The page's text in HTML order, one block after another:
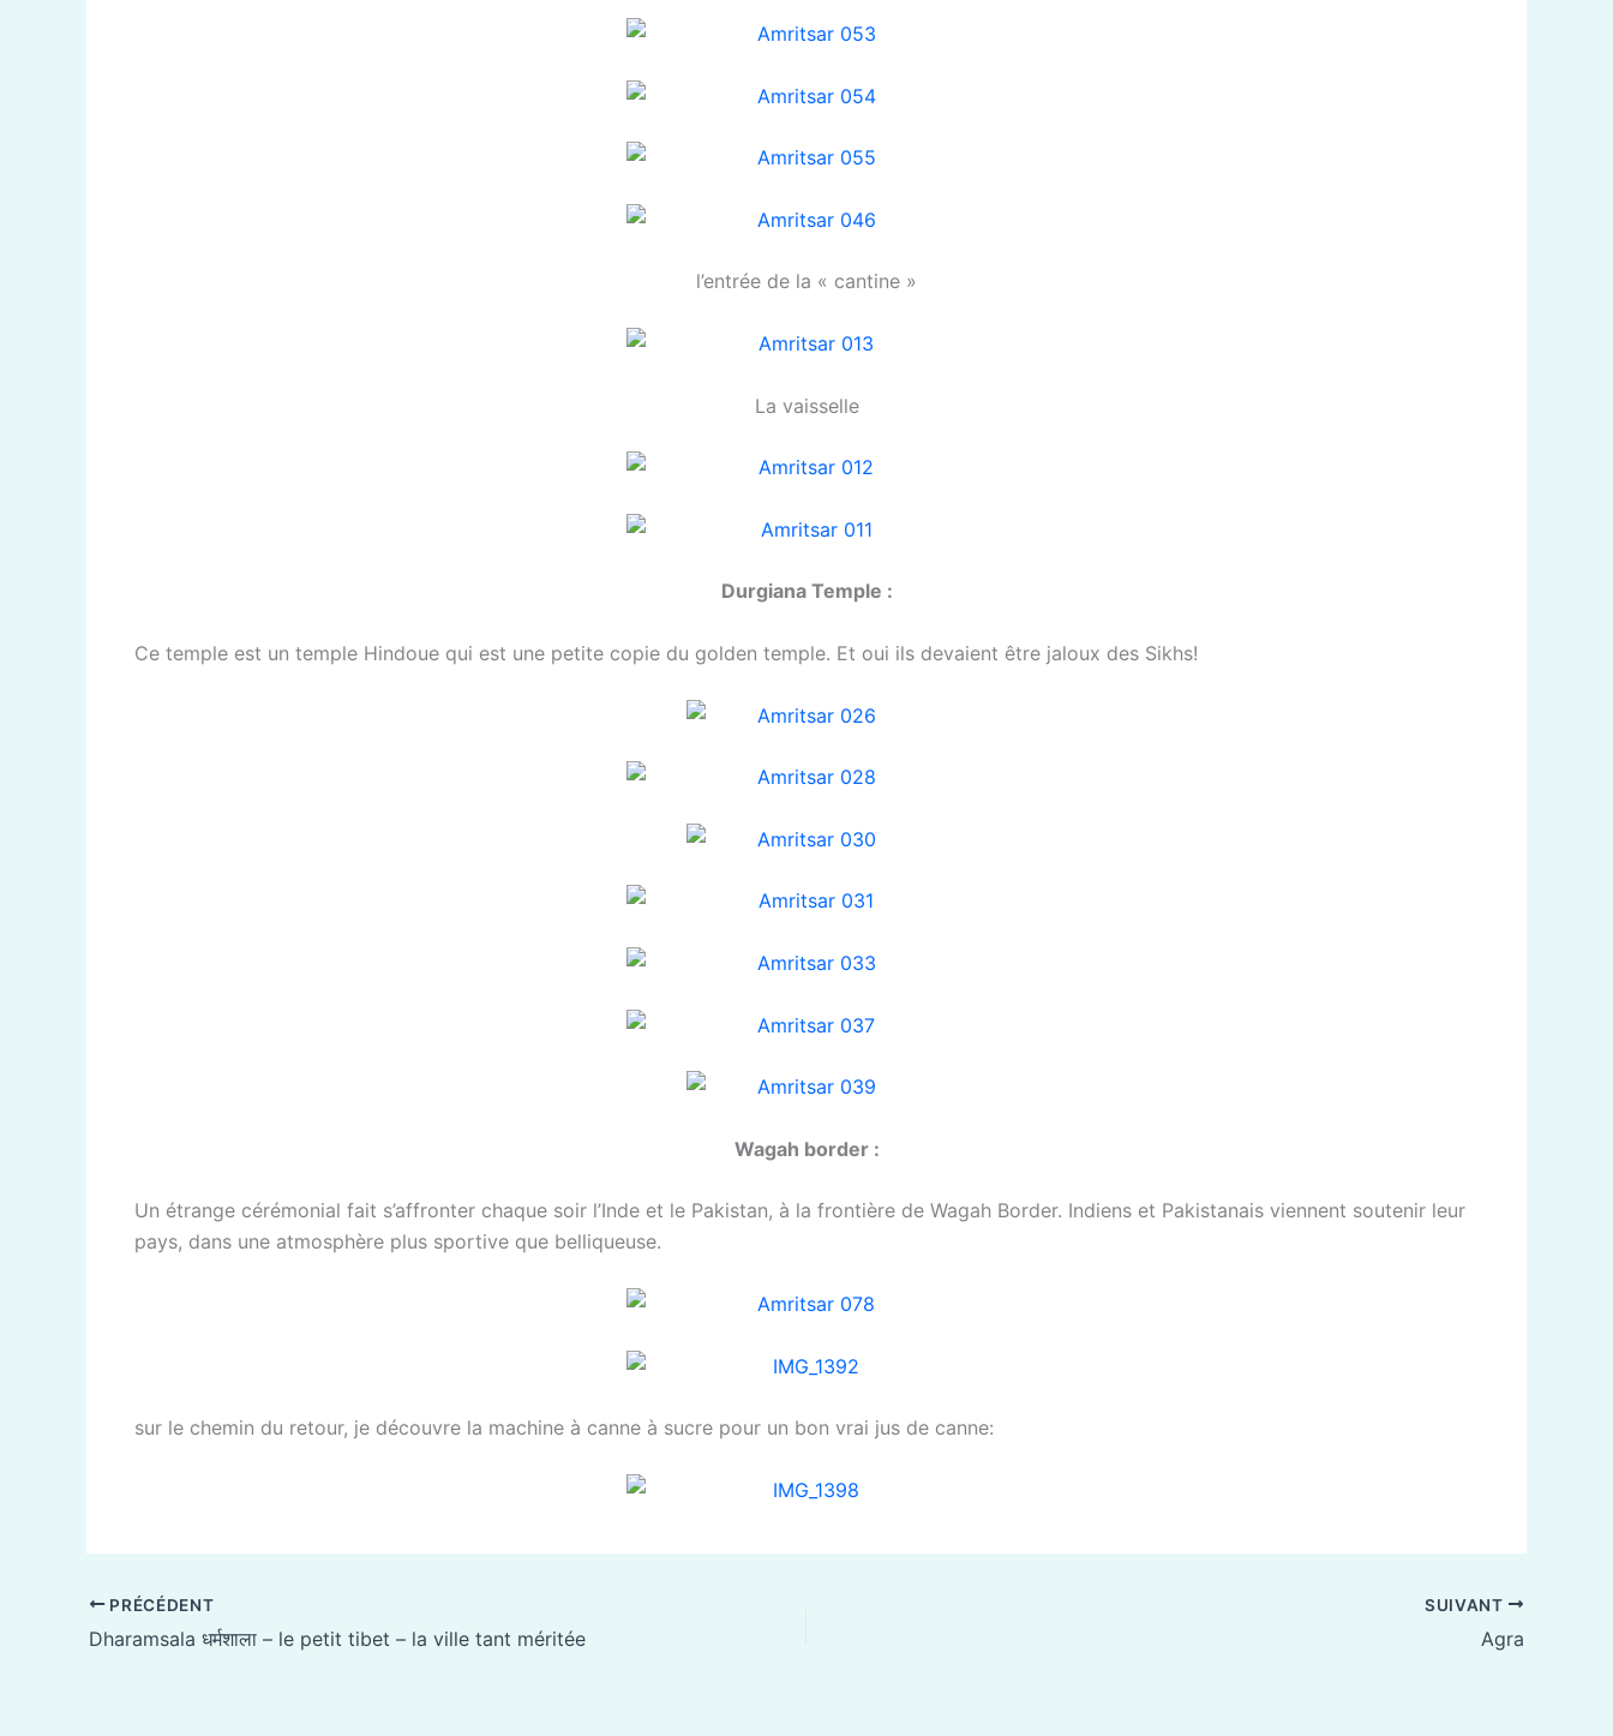
l’entrée de la « cantine »
La vaisselle
Durgiana Temple :
Ce temple est un temple Hindoue qui est une petite copie du golden temple. Et oui ils devaient être jaloux des Sikhs!
Wagah border :
Un étrange cérémonial fait s’affronter chaque soir l’Inde et le Pakistan, à la frontière de Wagah Border. Indiens et Pakistanais viennent soutenir leur
pays, dans une atmosphère plus sportive que belliqueuse.
sur le chemin du retour, je découvre la machine à canne à sucre pour un bon vrai jus de canne:
PRÉCÉDENT
Dharamsala धर्मशाला – le petit tibet – la ville tant méritée
SUIVANT
Agra